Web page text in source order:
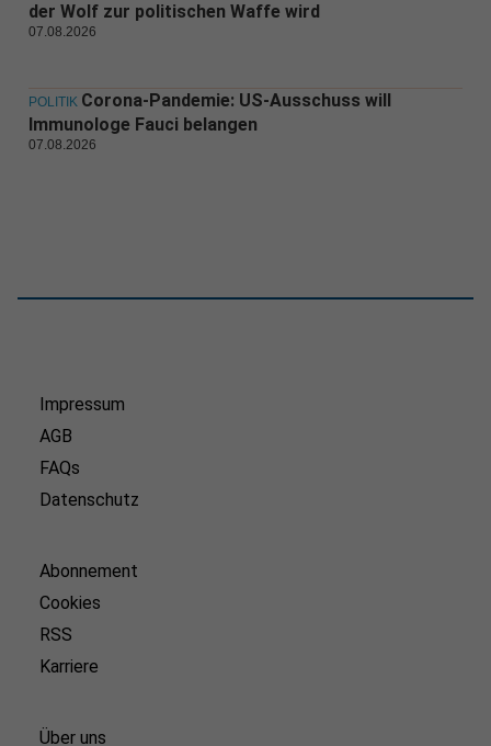
der Wolf zur politischen Waffe wird
07.08.2026
POLITIK Corona-Pandemie: US-Ausschuss will
Immunologe Fauci belangen
07.08.2026
Impressum
AGB
FAQs
Datenschutz
Abonnement
Cookies
RSS
Karriere
Über uns